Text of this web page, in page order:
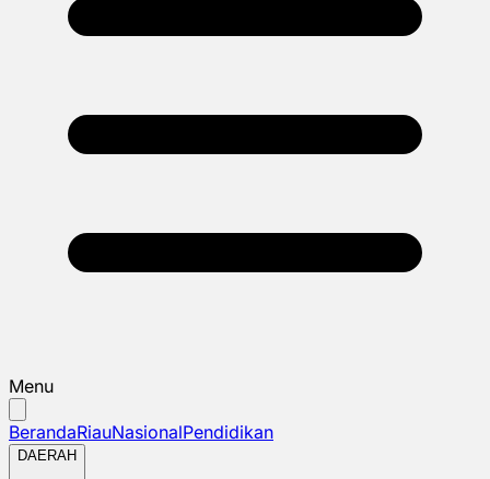
Menu
BerandaRiauNasionalPendidikan
DAERAH